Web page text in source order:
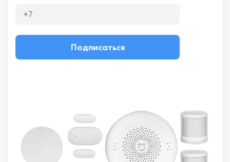
Подписаться